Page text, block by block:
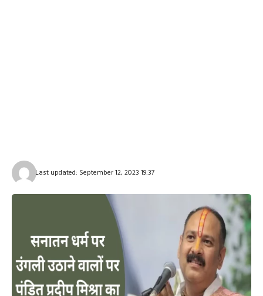
Last updated: September 12, 2023 19:37